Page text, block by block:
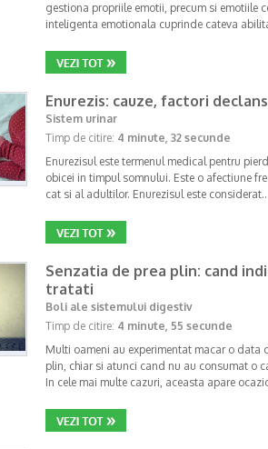
gestiona propriile emotii, precum si emotiile
inteligenta emotionala cuprinde cateva
Enurezis: cauze, factori
Sistem urinar
Timp de citire: 4 minute, 32 secunde
Enurezisul este termenul medical pentru
obicei in timpul somnului. Este o afectiune
cat si al adultilor. Enurezisul este considerat…
Senzatia de prea plin: cand
tratati
Boli ale sistemului digestiv
Timp de citire: 4 minute, 55 secunde
Multi oameni au experimentat macar o data
plin, chiar si atunci cand nu au consumat o
In cele mai multe cazuri, aceasta apare